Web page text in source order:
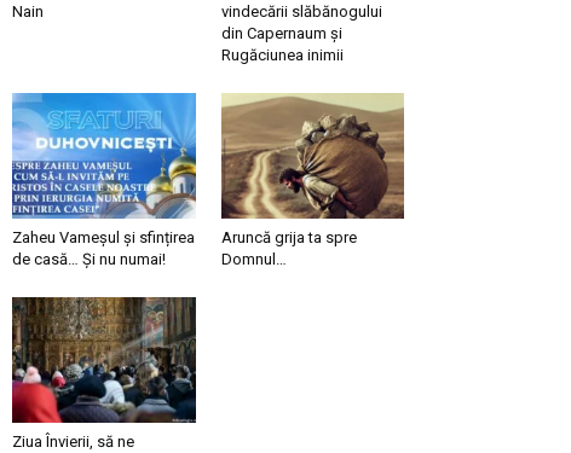
Nain
vindecării slăbănogului
din Capernaum și
Rugăciunea inimii
Zaheu Vameșul și sfințirea
de casă… Și nu numai!
Aruncă grija ta spre
Domnul…
Ziua Învierii, să ne